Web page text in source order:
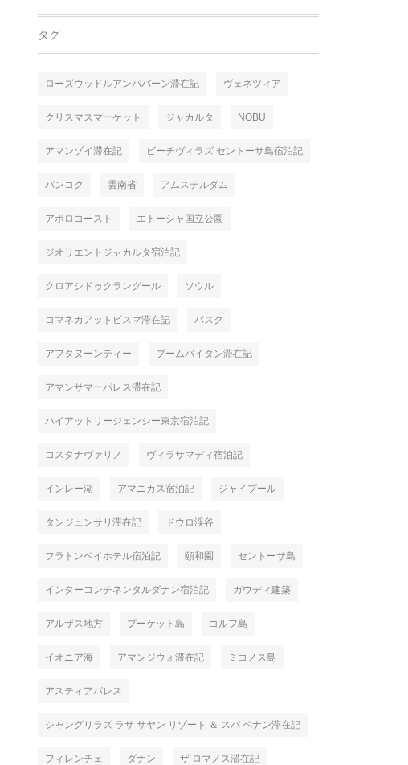
タグ
ローズウッドルアンパバーン滞在記 ヴェネツィア
クリスマスマーケット ジャカルタ NOBU
アマンゾイ滞在記 ビーチヴィラズ セントーサ島宿泊記
バンコク 雲南省 アムステルダム
アポロコースト エトーシャ国立公園
ジオリエントジャカルタ宿泊記
クロアシドゥクラングール ソウル
コマネカアットビスマ滞在記 バスク
アフタヌーンティー プームバイタン滞在記
アマンサマーパレス滞在記
ハイアットリージェンシー東京宿泊記
コスタナヴァリノ ヴィラサマディ宿泊記
インレー湖 アマニカス宿泊記 ジャイプール
タンジュンサリ滞在記 ドウロ渓谷
フラトンベイホテル宿泊記 頤和園 セントーサ島
インターコンチネンタルダナン宿泊記 ガウディ建築
アルザス地方 プーケット島 コルフ島
イオニア海 アマンジウォ滞在記 ミコノス島
アスティアパレス
シャングリラズ ラサ サヤン リゾート ＆ スパ ペナン滞在記
フィレンチェ ダナン ザ ロマノス滞在記